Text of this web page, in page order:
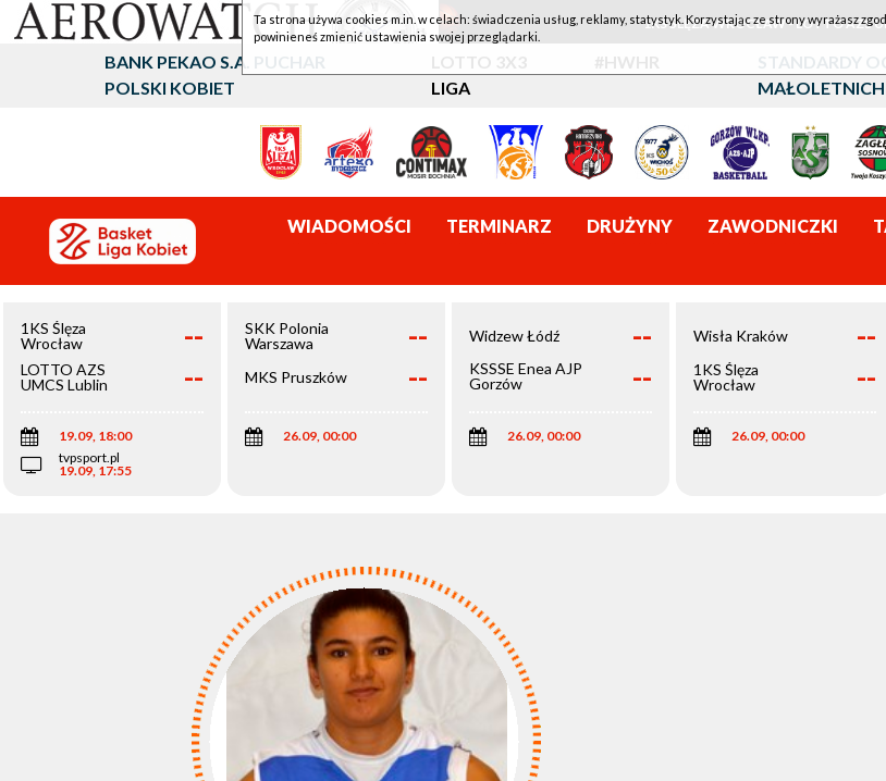
1KS ŚLĘZA WROCŁAW - LOTTO AZS
BANK PEKAO S.A. PUCHAR
POLSKI KOBIET
LOTTO 3X3
LIGA
#HWHR
STANDARDY
WIADOMOŚCI TERMINARZ DRUŻYNY ZAWODNICZKI
1KS Ślęza
Wrocław
--
LOTTO AZS
UMCS Lublin
--
19.09, 18:00
tvpsport.pl
19.09, 17:55
SKK Polonia
Warszawa
--
MKS Pruszków --
26.09, 00:00
Widzew Łódź --
KSSSE Enea AJP
Gorzów
--
26.09, 00:00
Wisła Kraków --
1KS Ślęza
Wrocław
--
26.09, 00:00
Ta strona używa cookies m.in. w celach: świadczenia usług, reklamy, statystyk. Korzystając ze strony wyrażasz
powinieneś zmienić ustawienia swojej przeglądarki.